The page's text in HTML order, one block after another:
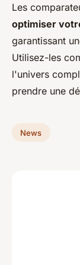
Les
optimiser
garantissant
Utilisez-les
l'univers
prendre une
News